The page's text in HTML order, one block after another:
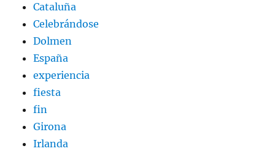
Cataluña
Celebrándose
Dolmen
España
experiencia
fiesta
fin
Girona
Irlanda